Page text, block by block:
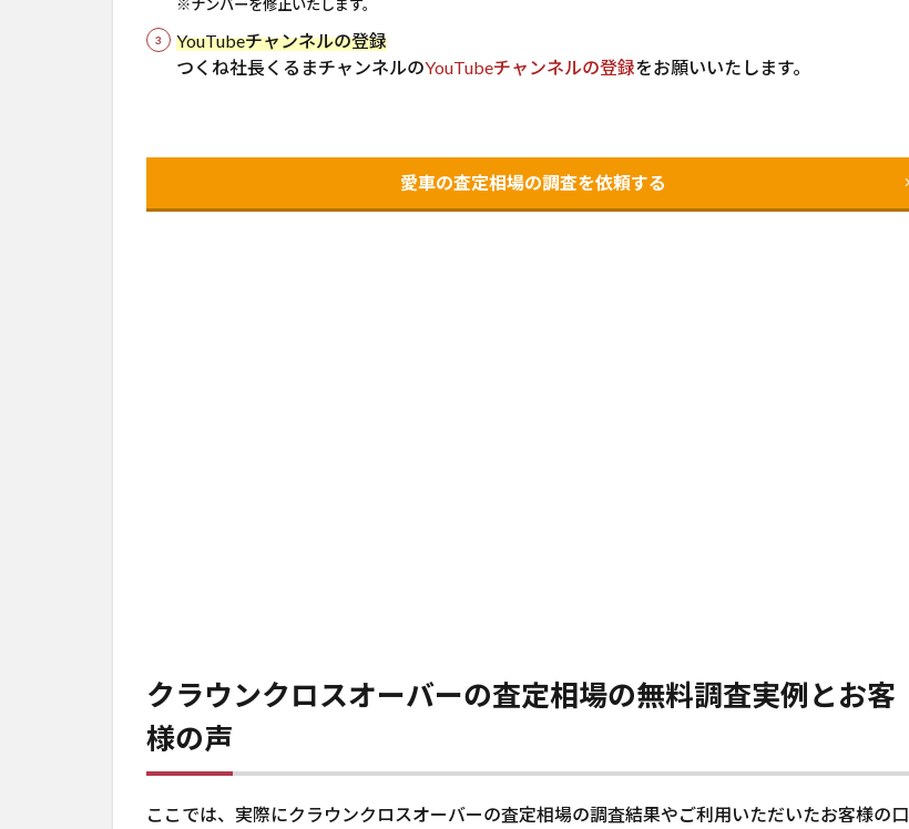
※ナンバーを修正いたします。
YouTubeチャンネルの登録
つくね社長くるまチャンネルのYouTubeチャンネルの登録をお願いいたします。
愛車の査定相場の調査を依頼する
クラウンクロスオーバーの査定相場の無料調査実例とお客
様の声
ここでは、実際にクラウンクロスオーバーの査定相場の調査結果やご利用いただいたお客様の口